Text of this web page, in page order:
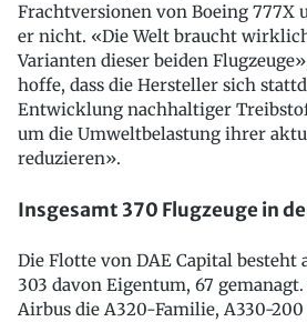
Frachtversionen von Boeing 777X
er nicht. «Die Welt braucht
Varianten dieser beiden
hoffe, dass die Hersteller sich
Entwicklung nachhaltiger
um die Umweltbelastung ihrer
reduzieren».
Insgesamt 370 Flugzeuge in
Die Flotte von DAE Capital besteht
303 davon Eigentum, 67
Airbus die A320-Familie, A330-